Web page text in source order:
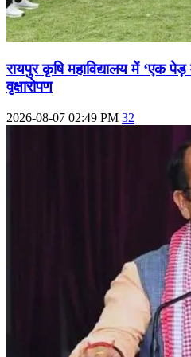
रायपुर कृषि महाविद्यालय में ‘एक
वृक्षारोपण
2026-08-07 02:49 PM 32